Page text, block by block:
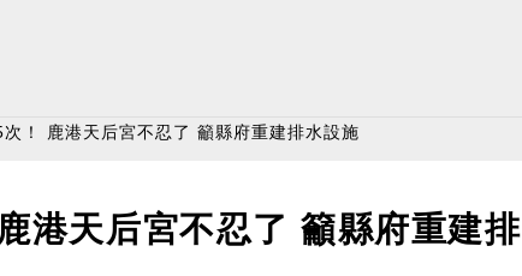
！ 鹿港天后宮不忍了 籲縣府重建排水設施
港天后宮不忍了 籲縣府重建排